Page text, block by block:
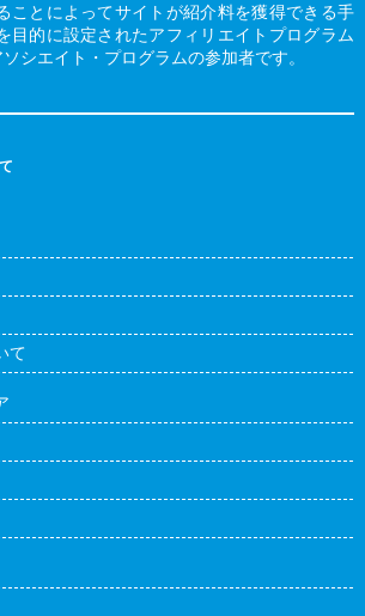
ことによってサイトが紹介料を獲得できる手
目的に設定されたアフィリエイトプログラム
シエイト・プログラムの参加者です。
て